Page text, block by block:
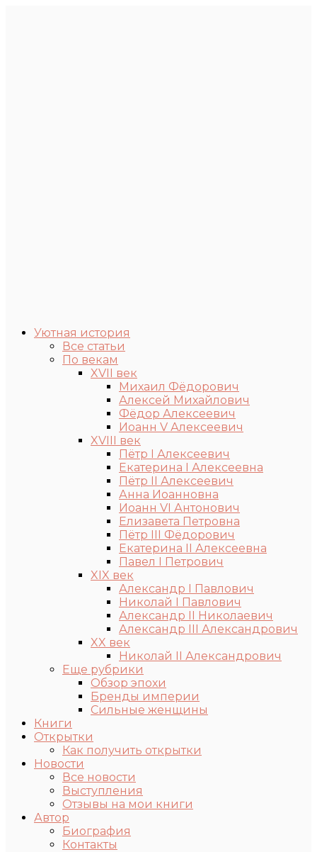
Уютная история
Все статьи
По векам
XVII век
Михаил Фёдорович
Алексей Михайлович
Фёдор Алексеевич
Иоанн V Алексеевич
XVIII век
Пётр I Алексеевич
Екатерина I Алексеевна
Пётр II Алексеевич
Анна Иоанновна
Иоанн VI Антонович
Елизавета Петровна
Пётр III Фёдорович
Екатерина II Алексеевна
Павел I Петрович
XIX век
Александр I Павлович
Николай I Павлович
Александр II Николаевич
Александр III Александрович
XX век
Николай II Александрович
Еще рубрики
Обзор эпохи
Бренды империи
Сильные женщины
Книги
Открытки
Как получить открытки
Новости
Все новости
Выступления
Отзывы на мои книги
Автор
Биография
Контакты